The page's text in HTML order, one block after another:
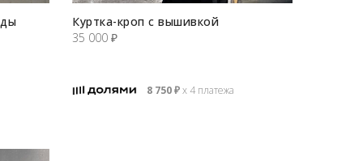
Куртка-кроп с вышивкой
35 000₽
8 750₽х 4 платежа